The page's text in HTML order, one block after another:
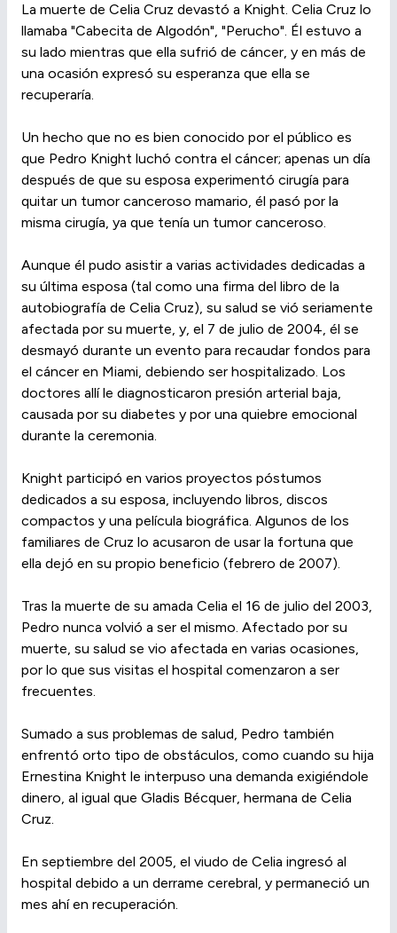
La muerte de Celia Cruz devastó a Knight. Celia Cruz lo
llamaba "Cabecita de Algodón", "Perucho". Él estuvo a
su lado mientras que ella sufrió de cáncer, y en más de
una ocasión expresó su esperanza que ella se
recuperaría.
Un hecho que no es bien conocido por el público es
que Pedro Knight luchó contra el cáncer; apenas un día
después de que su esposa experimentó cirugía para
quitar un tumor canceroso mamario, él pasó por la
misma cirugía, ya que tenía un tumor canceroso.
Aunque él pudo asistir a varias actividades dedicadas a
su última esposa (tal como una firma del libro de la
autobiografía de Celia Cruz), su salud se vió seriamente
afectada por su muerte, y, el 7 de julio de 2004, él se
desmayó durante un evento para recaudar fondos para
el cáncer en Miami, debiendo ser hospitalizado. Los
doctores allí le diagnosticaron presión arterial baja,
causada por su diabetes y por una quiebre emocional
durante la ceremonia.
Knight participó en varios proyectos póstumos
dedicados a su esposa, incluyendo libros, discos
compactos y una película biográfica. Algunos de los
familiares de Cruz lo acusaron de usar la fortuna que
ella dejó en su propio beneficio (febrero de 2007).
Tras la muerte de su amada Celia el 16 de julio del 2003,
Pedro nunca volvió a ser el mismo. Afectado por su
muerte, su salud se vio afectada en varias ocasiones,
por lo que sus visitas el hospital comenzaron a ser
frecuentes.
Sumado a sus problemas de salud, Pedro también
enfrentó orto tipo de obstáculos, como cuando su hija
Ernestina Knight le interpuso una demanda exigiéndole
dinero, al igual que Gladis Bécquer, hermana de Celia
Cruz.
En septiembre del 2005, el viudo de Celia ingresó al
hospital debido a un derrame cerebral, y permaneció un
mes ahí en recuperación.